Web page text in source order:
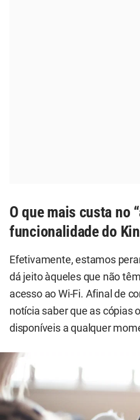
O que mais custa no
funcionalidade do
Efetivamente, estamos
dá jeito àqueles que não
acesso ao Wi-Fi. Afinal de
notícia saber que as cópias
disponíveis a qualquer